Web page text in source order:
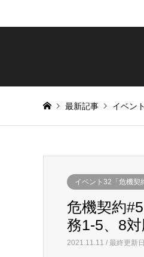
最新記事 イベン
イベント32「危機契
危機契約
務1-5、8
2021.11.11 / 最終更新